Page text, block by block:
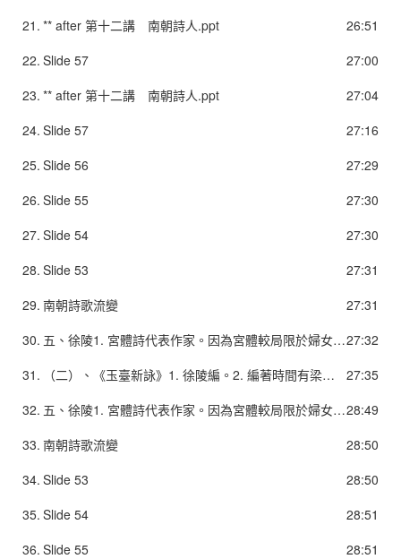
26:51
21. ** after 第十二講 南朝詩人.ppt
27:00
22. Slide 57
27:04
23. ** after 第十二講 南朝詩人.ppt
27:16
24. Slide 57
27:29
25. Slide 56
27:30
26. Slide 55
27:30
27. Slide 54
27:31
28. Slide 53
27:31
29. 南朝詩歌流變
27:32
30.
五、徐陵1. 宮體詩代表作家。因為宮體較局限於婦女艷情窠臼，故受蕭綱之命，作《玉臺新詠》「以大其（宮體）體」。2. 《玉臺新詠》錄漢至梁詩，以清新流利為主，間錄民間歌謠，較《文選》所收詩歌生動活潑。3. 父子詩文並享盛名，其父徐摛與徐陵，與庾肩吾及肩吾子庾信並稱，文並綺艷，世號「徐庾體」。4. 〈玉臺新詠序〉為徐庾體典型，也是南朝唯美駢文之代表。5. 詩頗採民間樂府之辭語，有些平仄已合律詩要求。
27:35
31.
（二）、《玉臺新詠》1. 徐陵編。2. 編著時間有梁、陳之說，但仍以梁大通年間為較適當。3. 編著目的兩二說：1). 因為宮體較局限於婦女艷情窠臼，故受蕭綱之命，作《玉臺新詠》「以大其（宮體）體」。──溯源漢魏之女性和愛情題材作品，以建立一個艷詩的系統，抬高宮體詩體之地位，為宮體詩之存在提供合理依據。2). 為了婦女讀者閱讀而編的女性詩選。4. 特點：錄漢至梁詩，以清新流利為主，間錄民間歌謠，較《文選》所收詩歌生動活潑。
28:49
32.
五、徐陵1. 宮體詩代表作家。因為宮體較局限於婦女艷情窠臼，故受蕭綱之命，作《玉臺新詠》「以大其（宮體）體」。2. 《玉臺新詠》錄漢至梁詩，以清新流利為主，間錄民間歌謠，較《文選》所收詩歌生動活潑。3. 父子詩文並享盛名，其父徐摛與徐陵，與庾肩吾及肩吾子庾信並稱，文並綺艷，世號「徐庾體」。4. 〈玉臺新詠序〉為徐庾體典型，也是南朝唯美駢文之代表。5. 詩頗採民間樂府之辭語，有些平仄已合律詩要求。
28:50
33. 南朝詩歌流變
28:50
34. Slide 53
28:51
35. Slide 54
28:51
36. Slide 55